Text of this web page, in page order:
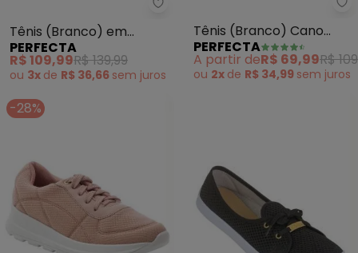
Perfecta - Tênis (Branco) em
Tênis (Branco) em
Sintético
PERFECTA
R$ 109,99R$ 139,99
ou 3x de R$ 36,66 sem juros
Tênis (Branco) Cano
Médio com Detalhes de
Brilho
PERFECTA
A partir deR$ 69,99R$
ou 2x de R$ 34,99 sem juros
-28%